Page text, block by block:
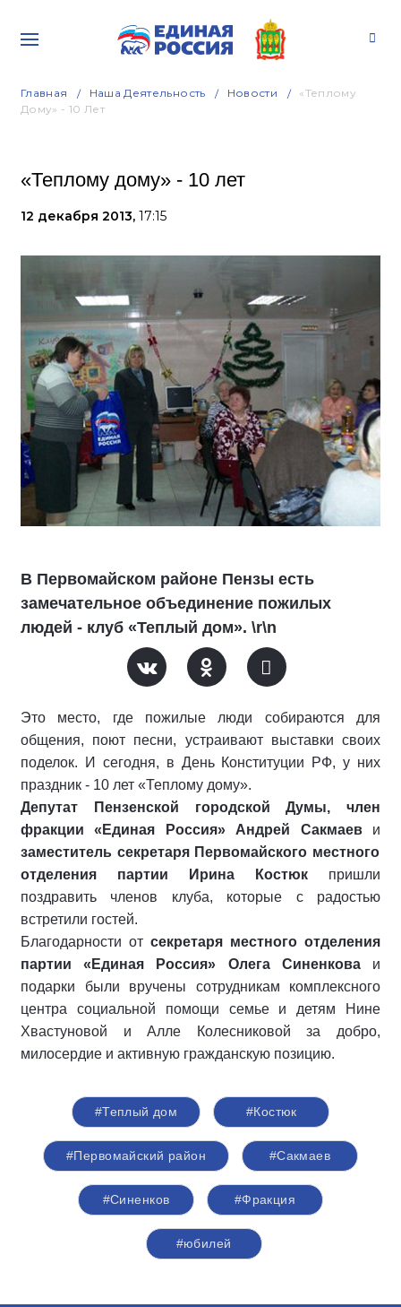
Главная Наша Деятельность Новости
«Теплому
Дому» - 10 Лет
«Теплому дому» - 10 лет
12 декабря 2013, 17:15
В Первомайском районе Пензы есть
замечательное объединение пожилых
людей - клуб «Теплый дом». \r\n
Это место, где пожилые люди собираются для
общения, поют песни, устраивают выставки своих
поделок. И сегодня, в День Конституции РФ, у них
праздник - 10 лет «Теплому дому».
Депутат Пензенской городской Думы, член
фракции «Единая Россия» Андрей Сакмаев и
заместитель секретаря Первомайского местного
отделения партии Ирина Костюк пришли
поздравить членов клуба, которые с радостью
встретили гостей.
Благодарности от секретаря местного отделения
партии «Единая Россия» Олега Синенковаи
подарки были вручены сотрудникам комплексного
центра социальной помощи семье и детям Нине
Хвастуновой и Алле Колесниковой за добро,
милосердие и активную гражданскую позицию.
#Теплый дом #Костюк
#Первомайский район #Сакмаев
#Синенков #Фракция
#юбилей